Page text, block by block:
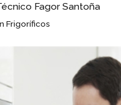
Fagor Santoña
Frigoríficos